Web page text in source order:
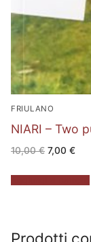
FRIULANO
NIARI – Two
10,00€ Il
prezzo
era:
10,00 €.
7,00 €Il
è:
Prodotti